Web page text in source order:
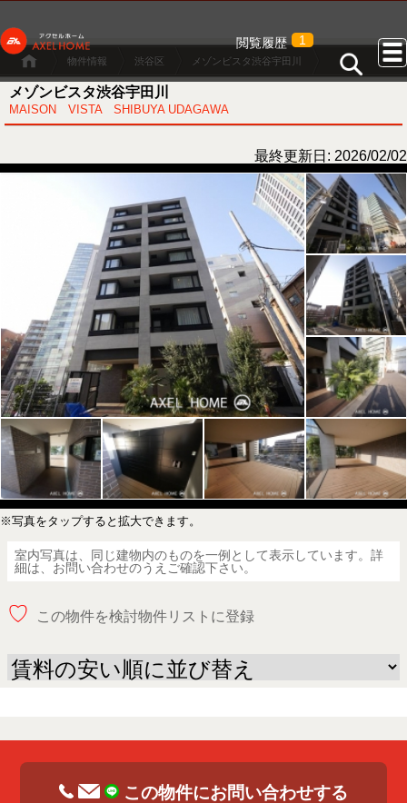
閲覧履歴 1
物件情報 渋谷区 メゾンビスタ渋谷宇田川
メゾンビスタ渋谷宇田川
MAISON VISTA SHIBUYA UDAGAWA
最終更新日: 2026/02/02
※写真をタップすると拡大できます。
室内写真は、同じ建物内のものを一例として表示しています。詳
細は、お問い合わせのうえご確認下さい。
♡ この物件を検討物件リストに登録
この物件にお問い合わせする